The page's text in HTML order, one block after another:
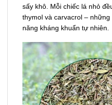
sấy khô. Mỗi chiếc lá nhỏ
thymol và carvacrol –
năng kháng khuẩn tự nhiên.